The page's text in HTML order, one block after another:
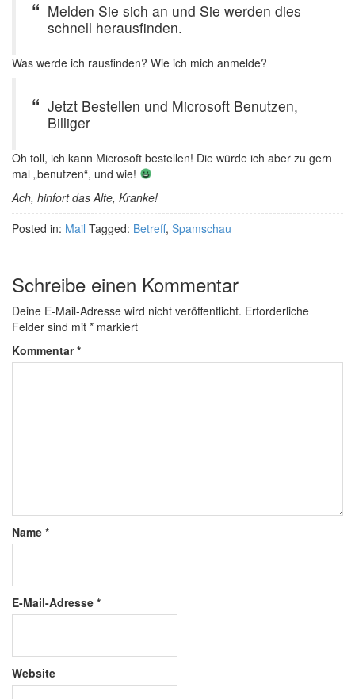
Melden Sie sich an und Sie werden dies
schnell herausfinden.
Was werde ich rausfinden? Wie ich mich anmelde?
Jetzt Bestellen und Microsoft Benutzen,
Billiger
Oh toll, ich kann Microsoft bestellen! Die würde ich aber zu gern
mal „benutzen“, und wie!
Ach, hinfort das Alte, Kranke!
Posted in: Mail Tagged: Betreff, Spamschau
Schreibe einen Kommentar
Deine E-Mail-Adresse wird nicht veröffentlicht. Erforderliche
Felder sind mit * markiert
Kommentar*
Name *
E-Mail-Adresse *
Website